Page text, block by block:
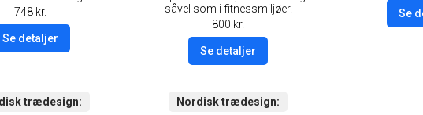
748 kr.
Se detaljer
såvel som i fitnessmiljøer.
800 kr.
Se detaljer
Se
trædesign Nordisk trædesign